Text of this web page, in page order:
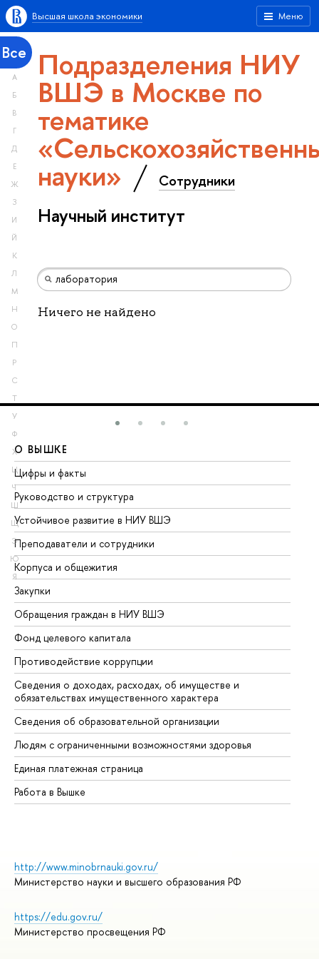
Меню
Высшая школа экономики
Все
А
Б
В
Г
Д
Е
Ж
З
И
Й
К
Л
М
Н
О
П
Р
С
Т
У
Ф
Х
Ц
Ч
Ш
Щ
Э
Ю
Я
Подразделения НИУ
ВШЭ в Москве по
тематике
науки» Сотрудники
Научный институт
Ничего не найдено
О ВЫШКЕ
Цифры и факты
Руководство и структура
Устойчивое развитие в НИУ ВШЭ
Преподаватели и сотрудники
Корпуса и общежития
Закупки
Обращения граждан в НИУ ВШЭ
Фонд целевого капитала
Противодействие коррупции
Сведения о доходах, расходах, об имуществе и
обязательствах имущественного характера
Сведения об образовательной организации
Людям с ограниченными возможностями здоровья
Единая платежная страница
Работа в Вышке
http://www.minobrnauki.gov.ru/
Министерство науки и высшего образования РФ
https://edu.gov.ru/
Министерство просвещения РФ